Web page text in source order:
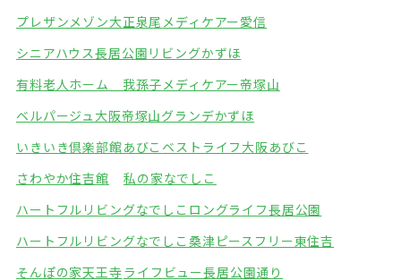
プレザンメゾン大正泉尾 メディケアー愛信
シニアハウス長居公園 リビングかずほ
有料老人ホーム 我孫子メディケアー帝塚山
ベルパージュ大阪帝塚山グランデかずほ
いきいき倶楽部館あびこ ベストライフ大阪あびこ
さわやか住吉館
私の家なでしこ
ハートフルリビングなでしこ ロングライフ長居公園
ハートフルリビングなでしこ桑津ピースフリー東住吉
そんぽの家天王寺ライフビュー長居公園通り